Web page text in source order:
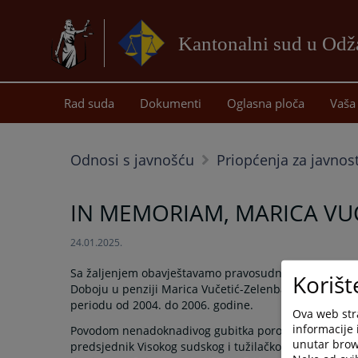
Kantonalni sud u
Rad suda Dokumenti Oglasna ploča
Odnosi s javnošću Priopćenja za
IN MEMORIAM, MARICA
24.01.2025.
Sa žaljenjem obavještavamo pravosudnu zajednicu
Doboju u penziji Marica Vučetić-Zelenbabić, bivša
periodu od 2004. do 2006. godine.
Povodom nenadoknadivog gubitka porodici i svim
predsjednik Visokog sudskog i tužilačkog vijeća
Ova web
informacije
unutar